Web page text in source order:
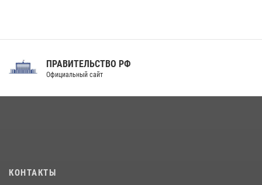
Праздник «Один день с Росгвардией» к 105-летию Центрального
ПРАВИТЕЛЬСТВО РФ
Официальный сайт
КОНТАКТЫ